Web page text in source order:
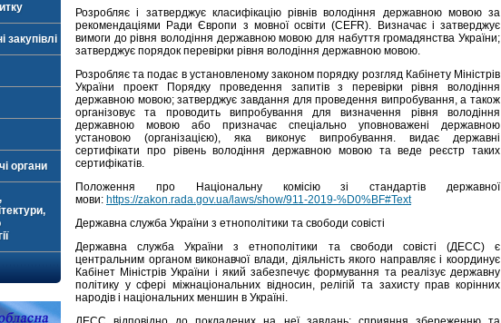
закупівлі
органи
Розробляє і затверджує класифікацію рівнів володіння державною мовою за
рекомендаціями Ради Європи з мовної освіти (CEFR). Визначає і затверджує
вимоги до рівня володіння державною мовою для набуття громадянства України;
затверджує порядок перевірки рівня володіння державною мовою.
Розробляє та подає в установленому законом порядку розгляд Кабінету Міністрів
України проект Порядку проведення запитів з перевірки рівня володіння
державною мовою; затверджує завдання для проведення випробування, а також
організовує та проводить випробування для визначення рівня володіння
державною мовою або призначає спеціально уповноважені державною
установою (організацією), яка виконує випробування. видає державні
сертифікати про рівень володіння державною мовою та веде реєстр таких
сертифікатів.
Положення про Національну комісію зі стандартів державної
мови: https://zakon.rada.gov.ua/laws/show/911-2019-%D0%BF#Text
Державна служба України з етнополітики та свободи совісті
Державна служба України з етнополітики та свободи совісті (ДЕСС) є
центральним органом виконавчої влади, діяльність якого направляє і координує
Кабінет Міністрів України і який забезпечує формування та реалізує державну
політику у сфері міжнаціональних відносин, релігій та захисту прав корінних
народів і національних меншин в Україні.